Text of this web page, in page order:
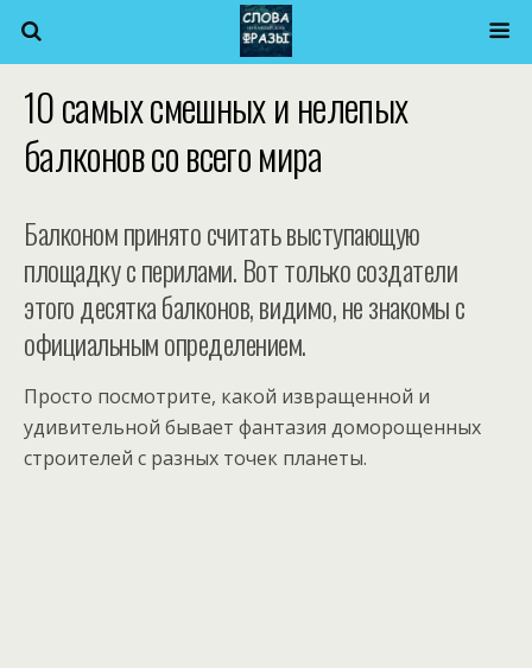
10 самых смешных и нелепых
балконов со всего мира
Балконом принято считать выступающую
площадку с перилами. Вот только создатели
этого десятка балконов, видимо, не знакомы с
официальным определением.
Просто посмотрите, какой извращенной и
удивительной бывает фантазия доморощенных
строителей с разных точек планеты.